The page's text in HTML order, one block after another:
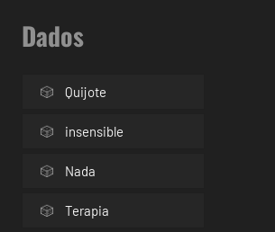
Dados
Quijote
insensible
Nada
Terapia